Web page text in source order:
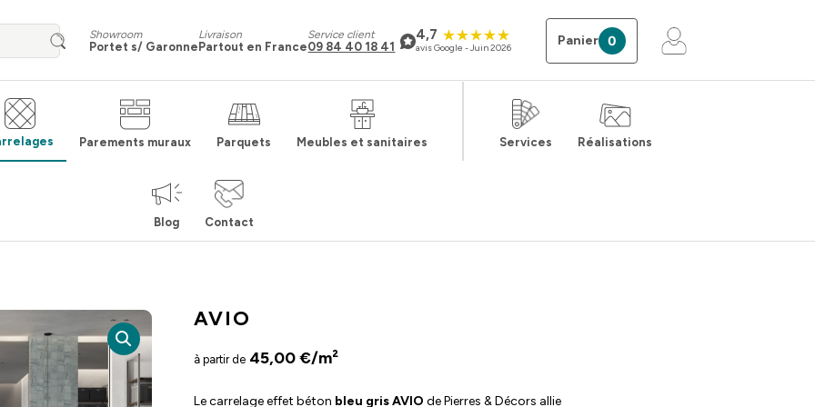
Showroom
Portet s/ Garonne
Livraison
Partout en France
Service client
09 84 40 18 41
4,7
avis Google - Juin 2026 Panier 0
Parements muraux Parquets Meubles et sanitaires Services Réalisations
Blog Contact
AVIO
à partir de 45,00€/m²
Le carrelage effet béton bleu gris AVIO de Pierres & Décors allie